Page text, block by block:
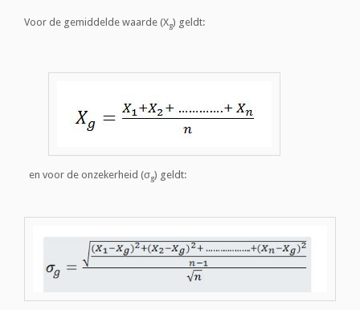
Voor de gemiddelde waarde (Xg) geldt:
en voor de onzekerheid (σg) geldt: